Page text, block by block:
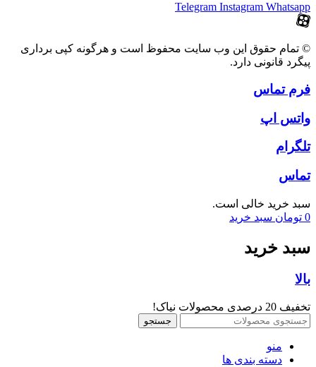
Telegram Instagram Whatsapp
© تمام حقوق این وب سایت محفوظ است و هرگونه کپی برداری
پیگرد قانونی دارد.
فرم تماس
واتس اپ
تلگرام
تماس
سبد خرید خالی است.
0 تومان سبد خرید
سبد خرید
بالا
تخفیف 20 درصدی محصولات نیاک!
جستجو
منو
دسته بندی ها